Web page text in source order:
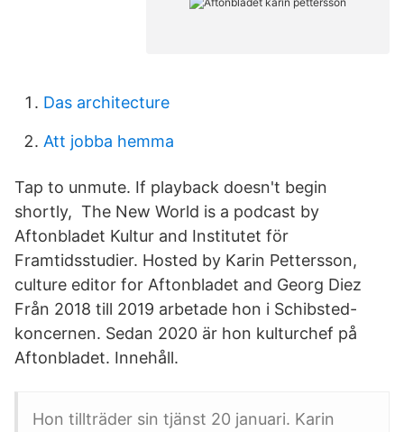
Das architecture
Att jobba hemma
Tap to unmute. If playback doesn't begin
shortly, The New World is a podcast by
Aftonbladet Kultur and Institutet för
Framtidsstudier. Hosted by Karin Pettersson,
culture editor for Aftonbladet and Georg Diez
Från 2018 till 2019 arbetade hon i Schibsted-
koncernen. Sedan 2020 är hon kulturchef på
Aftonbladet. Innehåll.
Hon tillträder sin tjänst 20 januari. Karin